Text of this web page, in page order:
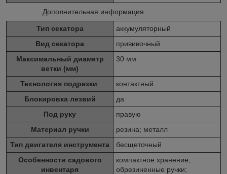
Дополнительная информация
Тип секатора
аккумуляторный
Вид секатора
прививочный
Максимальный диаметр
ветки (мм)
30 мм
Технология подрезки
контактный
Блокировка лезвий
да
Под руку
правую
Материал ручки
резина; металл
Тип двигателя инструмента
бесщеточный
Особенности садового
инвентаря
компактное хранение;
обрезиненные ручки;